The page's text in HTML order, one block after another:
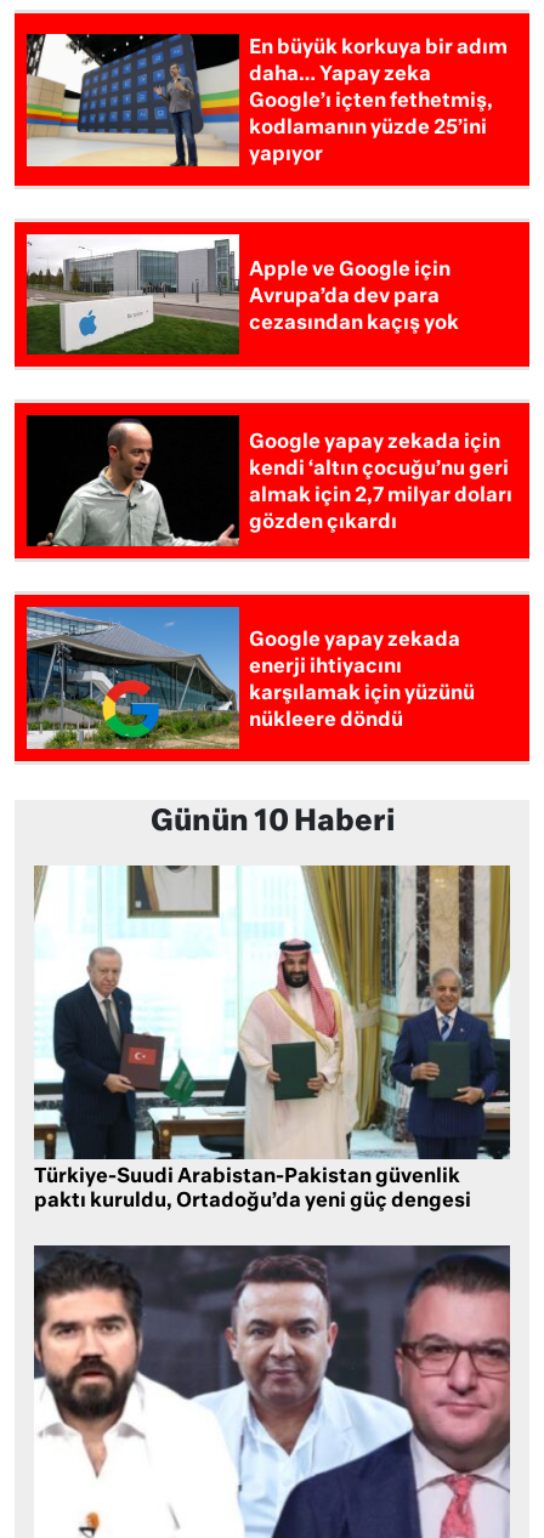
En büyük korkuya bir adım
daha… Yapay zeka
Google’ı içten fethetmiş,
kodlamanın yüzde 25’ini
yapıyor
Apple ve Google için
Avrupa’da dev para
cezasından kaçış yok
Google yapay zekada için
kendi ‘altın çocuğu’nu geri
almak için 2,7 milyar doları
gözden çıkardı
Google yapay zekada
enerji ihtiyacını
karşılamak için yüzünü
nükleere döndü
Günün 10 Haberi
Türkiye-Suudi Arabistan-Pakistan güvenlik
paktı kuruldu, Ortadoğu’da yeni güç dengesi